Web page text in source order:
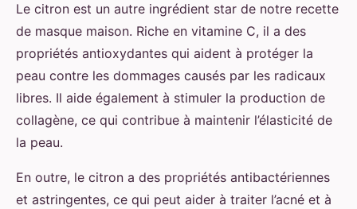
Le citron est un autre ingrédient star de notre recette
de masque maison. Riche en vitamine C, il a des
propriétés antioxydantes qui aident à protéger la
peau contre les dommages causés par les radicaux
libres. Il aide également à stimuler la production de
collagène, ce qui contribue à maintenir l’élasticité de
la peau.
En outre, le citron a des propriétés antibactériennes
et astringentes, ce qui peut aider à traiter l’acné et à